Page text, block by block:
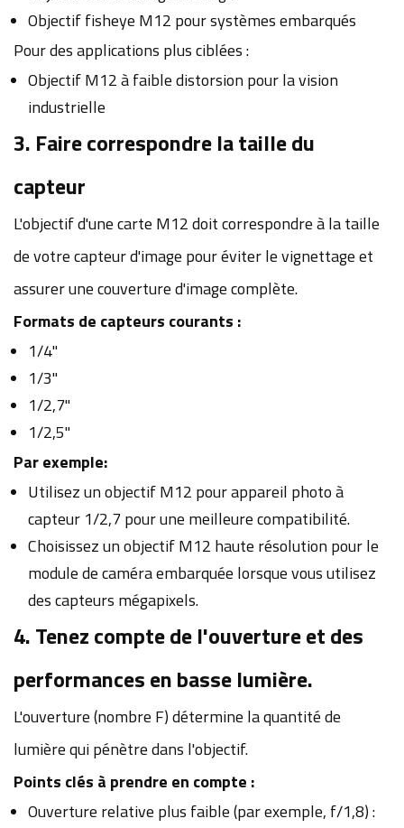
Objectif fisheye M12 pour systèmes embarqués
Pour des applications plus ciblées :
Objectif M12 à faible distorsion pour la vision
industrielle
3. Faire correspondre la taille du
capteur
L'objectif d'une carte M12 doit correspondre à la taille
de votre capteur d'image pour éviter le vignettage et
assurer une couverture d'image complète.
Formats de capteurs courants :
1/4"
1/3"
1/2,7"
1/2,5"
Par exemple:
Utilisez un objectif M12 pour appareil photo à
capteur 1/2,7 pour une meilleure compatibilité.
Choisissez un objectif M12 haute résolution pour le
module de caméra embarquée lorsque vous utilisez
des capteurs mégapixels.
4. Tenez compte de l'ouverture et des
performances en basse lumière.
L'ouverture (nombre F) détermine la quantité de
lumière qui pénètre dans l'objectif.
Points clés à prendre en compte :
Ouverture relative plus faible (par exemple, f/1,8) :